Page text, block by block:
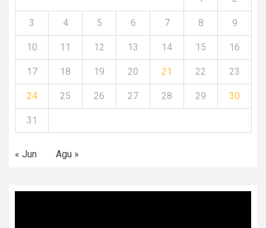
3 4 5 6 7 8 9
10 11 12 13 14 15 16
17 18 19 20 21 22 23
24 25 26 27 28 29 30
31
« Jun Agu »